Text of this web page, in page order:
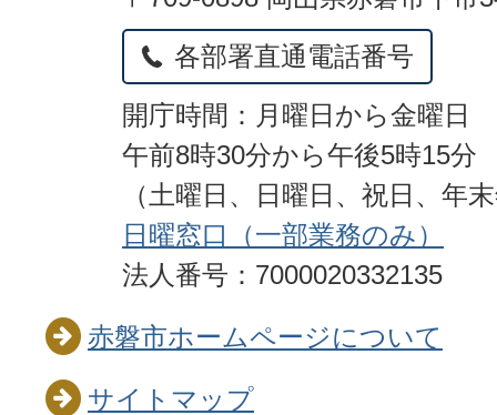
各部署直通電話番号
開庁時間：月曜日から金曜日
午前8時30分から午後5時15分
（土曜日、日曜日、祝日、年
日曜窓口（一部業務のみ）
法人番号：7000020332135
赤磐市ホームページについて
サイトマップ